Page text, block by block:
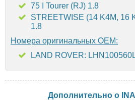
75 I Tourer (RJ) 1.8
STREETWISE (14 K4M, 16
1.8
Номера оригинальных OEM:
LAND ROVER:
Дополнительно о